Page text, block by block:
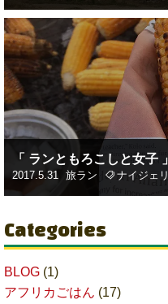
「 ランともろこしと女子
2017.5.31 旅ラン ナイジェ
Categories
BLOG (1)
アフリカごはん (17)